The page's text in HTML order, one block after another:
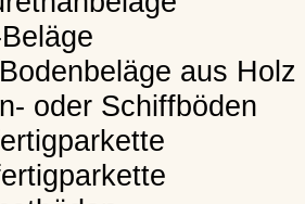
aus
oder Schiffböden